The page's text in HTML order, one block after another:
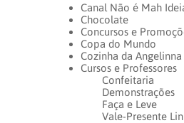
Canal Não é Mah
Chocolate
Concursos e
Copa do Mundo
Cozinha da Angelinna
Cursos e Professores
Confeitaria
Demonstrações
Faça e Leve
Vale-Presente